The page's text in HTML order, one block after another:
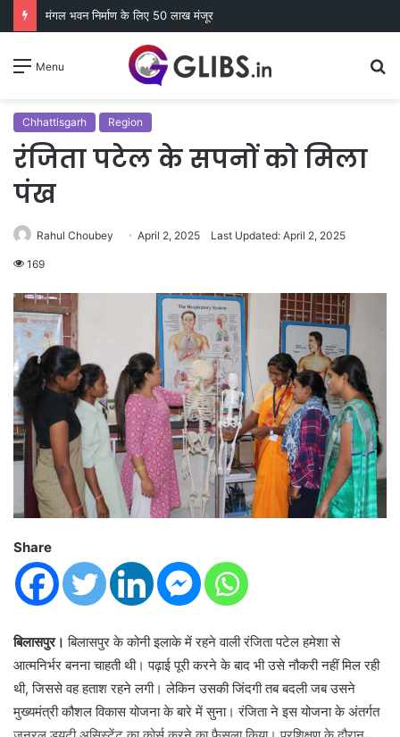
मंगल भवन निर्माण के लिए 50 लाख मंजूर
Menu
Chhattisgarh Region
रंजिता पटेल के सपनों को मिला
पंख
Rahul Choubey April 2, 2025 Last Updated: April 2, 2025
169
Share
बिलासपुर। बिलासपुर के कोनी इलाके में रहने वाली रंजिता पटेल हमेशा से
आत्मनिर्भर बनना चाहती थी। पढ़ाई पूरी करने के बाद भी उसे नौकरी नहीं मिल रही
थी, जिससे वह हताश रहने लगी। लेकिन उसकी जिंदगी तब बदली जब उसने
मुख्यमंत्री कौशल विकास योजना के बारे में सुना। रंजिता ने इस योजना के अंतर्गत